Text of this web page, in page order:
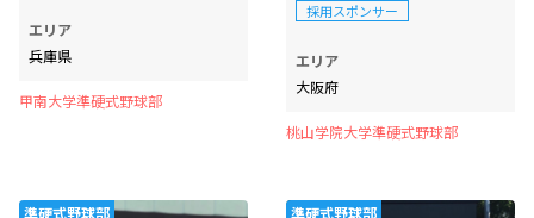
エリア
兵庫県
甲南大学準硬式野球部
採用スポンサー
エリア
大阪府
桃山学院大学準硬式野球部
準硬式野球部 準硬式野球部